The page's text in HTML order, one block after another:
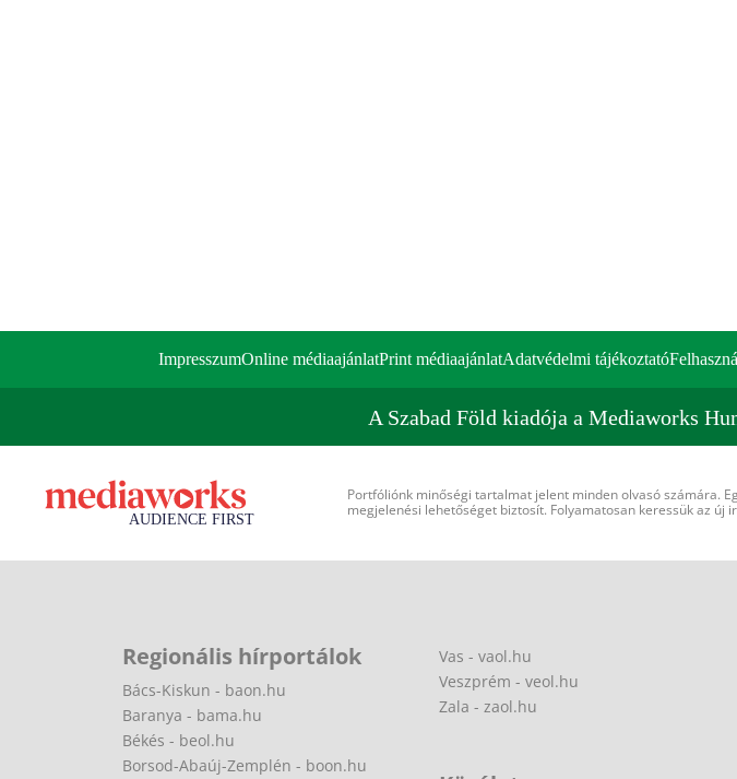
ImpresszumOnline médiaajánlatPrint médiaajánlatAdatvédelmi tájékoztató
A Szabad Föld kiadója a Mediaworks
Portfóliónk minőségi tartalmat jelent minden olvasó számára.
megjelenési lehetőséget biztosít. Folyamatosan keressük az új
Regionális hírportálok
Bács-Kiskun - baon.hu
Baranya - bama.hu
Békés - beol.hu
Borsod-Abaúj-Zemplén - boon.hu
Vas - vaol.hu
Veszprém - veol.hu
Zala - zaol.hu